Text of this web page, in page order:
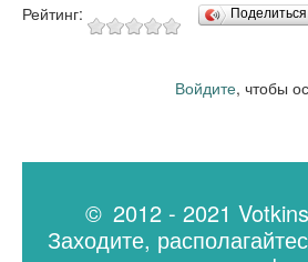
Рейтинг:
Войдите, чтобы
© 2012 - 2021
Заходите,